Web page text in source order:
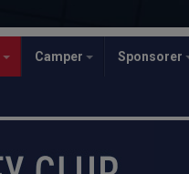
Camper Sponsorer